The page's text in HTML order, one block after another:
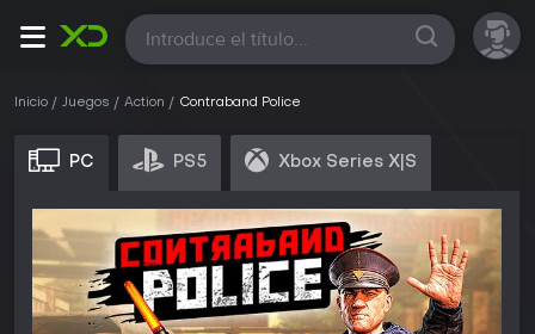
Todas
Inicio Juegos Action Contraband Police
PC PS5 Xbox Series X|S